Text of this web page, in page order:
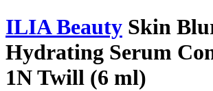
ILIA Beauty Skin
Hydrating Serum
1N Twill (6 ml)